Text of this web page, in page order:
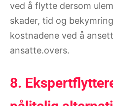
ved å flytte dersom
skader, tid og
kostnadene ved å
ansatte.overs.
8.